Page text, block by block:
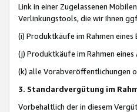
Link in einer Zugelassenen
Verlinkungstools, die wir Ihnen
(i) Produktkäufe im Rahmen
(j) Produktkäufe im Rahmen
(k) alle Vorabveröffentlichungen
3. Standardvergütung im
Vorbehaltlich der in diesem